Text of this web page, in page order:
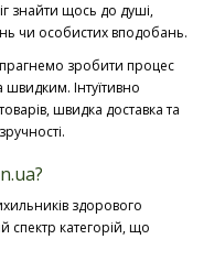
знайти щось до душі,
чи особистих вподобань.
зробити процес
Інтуїтивно
швидка доставка та
здорового
категорій, що